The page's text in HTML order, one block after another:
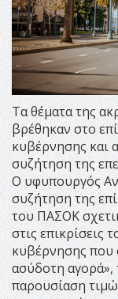
Τα θέματα της
βρέθηκαν στο
κυβέρνησης και
συζήτηση της
Ο υφυπουργός
συζήτηση της
του ΠΑΣΟΚ
στις επικρίσεις
κυβέρνησης που
ασύδοτη αγορά»,
παρουσίαση